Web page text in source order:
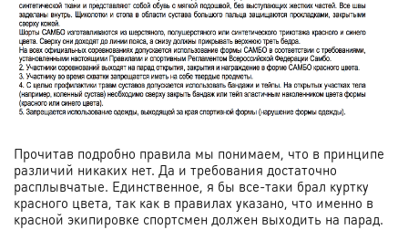
Прочитав подробно правила мы понимаем, что в принципе
различий никаких нет. Да и требования достаточно
расплывчатые. Единственное, я бы все-таки брал куртку
красного цвета, так как в правилах указано, что именно в
красной экипировке спортсмен должен выходить на парад.